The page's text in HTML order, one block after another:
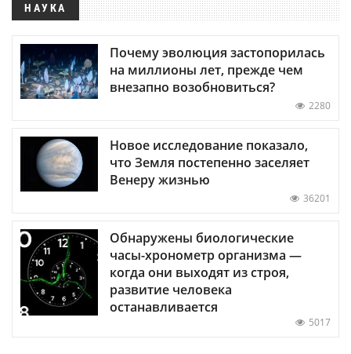
НАУКА
Почему эволюция застопорилась
на миллионы лет, прежде чем
внезапно возобновиться?
2280
Новое исследование показало,
что Земля постепенно заселяет
Венеру жизнью
36201
Обнаружены биологические
часы-хронометр организма —
когда они выходят из строя,
развитие человека
останавливается
5017